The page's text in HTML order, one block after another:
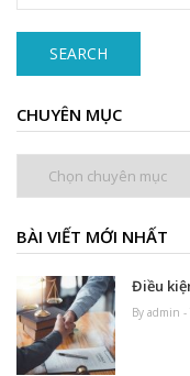
SEARCH
CHUYÊN MỤC
BÀI VIẾT MỚI NHẤT
Điều
By admin